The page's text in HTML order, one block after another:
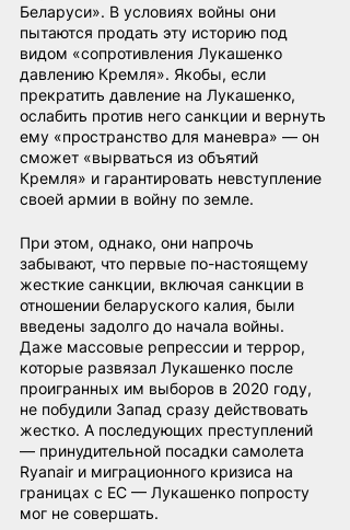
Беларуси». В условиях войны они
пытаются продать эту историю под
видом «сопротивления Лукашенко
давлению Кремля». Якобы, если
прекратить давление на Лукашенко,
ослабить против него санкции и вернуть
ему «пространство для маневра» — он
сможет «вырваться из объятий
Кремля» и гарантировать невступление
своей армии в войну по земле.
При этом, однако, они напрочь
забывают, что первые по-настоящему
жесткие санкции, включая санкции в
отношении беларуского калия, были
введены задолго до начала войны.
Даже массовые репрессии и террор,
которые развязал Лукашенко после
проигранных им выборов в 2020 году,
не побудили Запад сразу действовать
жестко. А последующих преступлений
— принудительной посадки самолета
Ryanair и миграционного кризиса на
границах с ЕС — Лукашенко попросту
мог не совершать.